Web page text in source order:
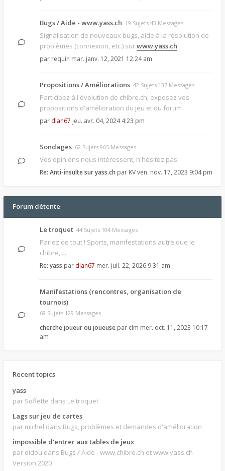
Bugs / Aide - www.yass.ch 19 Sujets 43 Messages
Signalisation de nouveaux bugs, aide à la résolution de
problèmes (connexion, etc.) surwww.yass.ch
par requin mar. janv. 12, 2021 12:24 am
Propositions / Améliorations 42 Sujets 137 Messages
Participez à l'évolution de chibre.ch, exposez vos
propositions d'amélioration du jeu et du forum
par dlan67 jeu. avr. 04, 2024 4:23 pm
Sondages 62 Sujets 965 Messages
Vos opinions nous intéressent, n'hésitez pas
Re: Anti-insulte sur yass.ch par KVven. nov. 17, 2023 9:04 pm
Forum détente
Le troquet 44 Sujets 104 Messages
Parlez de tout ! Sports, manifestations autre que le
chibre, ...
Re: yass par dlan67 mer. juil. 22, 2026 9:31 am
Manifestations (rencontres, organisation de
tournois)
68 Sujets 129 Messages
cherche joueur ou joueuse par clm mer. oct. 11, 2023 10:17
am
Recent topics
yass
par Soflette dans Le troquet
Lags sur jeu de cartes
par michel dans Bugs, problèmes et demandes d'amélioration
impossible d'entrer aux tables de jeux
par didou dans Bugs / Aide - www.chibre.ch et www.yass.ch
Version 2020